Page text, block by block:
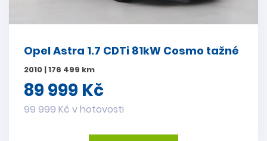
Opel Astra 1.7 CDTi 81kW Cosmo tažné
2010 | 176 499 km
89 999 Kč
99 999 Kč v hotovosti